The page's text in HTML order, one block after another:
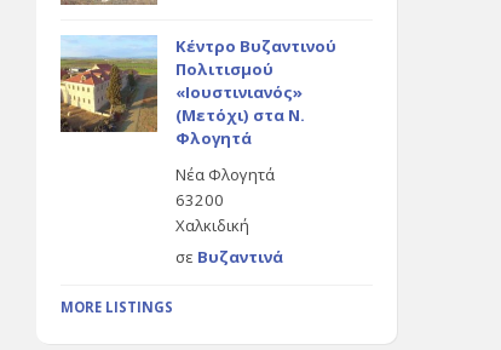
Κέντρο Βυζαντινού
Πολιτισμού
«Ιουστινιανός»
(Μετόχι) στα Ν.
Φλογητά
Νέα Φλογητά
63200
Χαλκιδική
σε Βυζαντινά
MORE LISTINGS